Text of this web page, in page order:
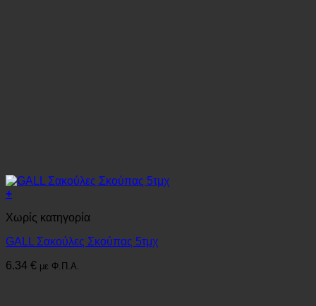
+
Χωρίς κατηγορία
GALL Σακούλες Σκούπας 5τμχ
6.34 € με Φ.Π.Α.